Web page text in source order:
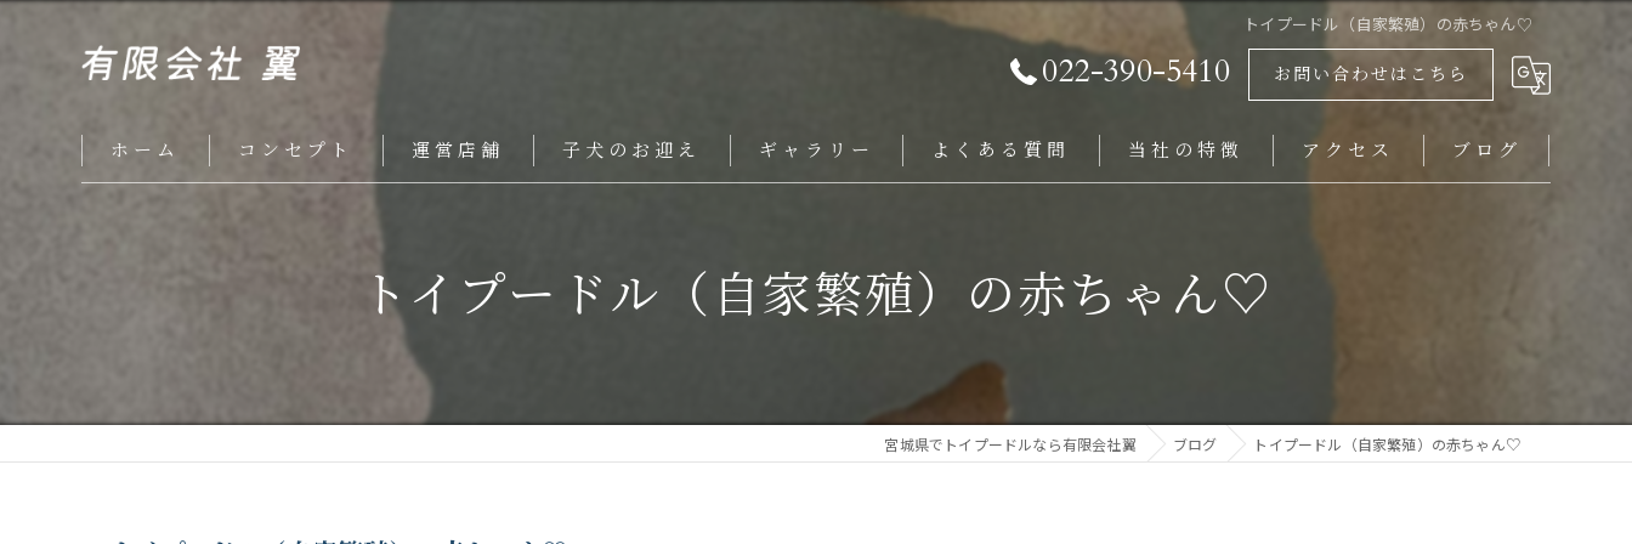
トイプードル（自家繁殖）の赤ちゃん♡
022-390-5410 お問い合わせはこちら
ホーム コンセプト 運営店舗 子犬のお迎え ギャラリー よくある質問 当社の特徴
岩手県にお住まいの方
仙台市にお住まいの方
アクセス ブログ
トイプードル（自家繁殖）の赤ちゃん♡
宮城県でトイプードルなら有限会社翼 ブログ トイプードル（自家繁殖）の赤ちゃん♡